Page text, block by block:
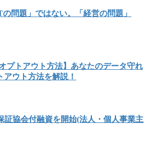
問題」ではない。「経営の問題」
プトアウト方法】あなたのデータ守れ
ウト方法を解説！
証協会付融資を開始(法人・個人事業主